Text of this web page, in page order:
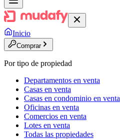
Inicio
Comprar
Por tipo de propiedad
Departamentos en venta
Casas en venta
Casas en condominio en venta
Oficinas en venta
Comercios en venta
Lotes en venta
Todas las propiedades